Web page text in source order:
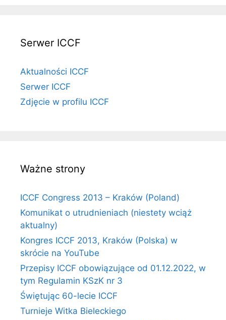
Serwer ICCF
Aktualności ICCF
Serwer ICCF
Zdjęcie w profilu ICCF
Ważne strony
ICCF Congress 2013 – Kraków (Poland)
Komunikat o utrudnieniach (niestety wciąż
aktualny)
Kongres ICCF 2013, Kraków (Polska) w
skrócie na YouTube
Przepisy ICCF obowiązujące od 01.12.2022, w
tym Regulamin KSzK nr 3
Świętując 60-lecie ICCF
Turnieje Witka Bieleckiego